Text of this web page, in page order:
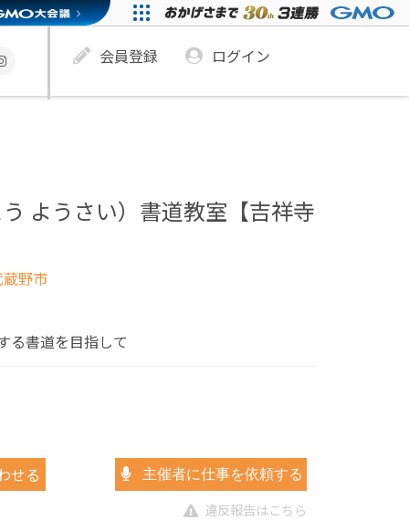
会員登録 ログイン
ようさい）書道教室【吉祥寺
野市
る書道を目指して
せる 主催者に仕事を依頼する
違反報告はこちら